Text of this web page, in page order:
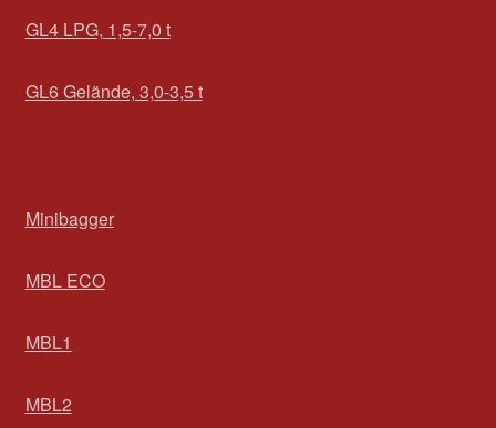
GL4 LPG, 1,5-7,0 t
GL6 Gelände, 3,0-3,5 t
Minibagger
MBL ECO
MBL1
MBL2